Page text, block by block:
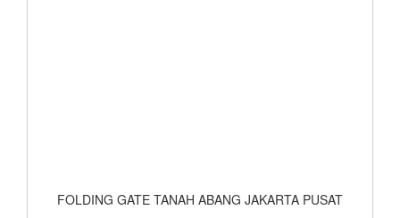
FOLDING GATE TANAH ABANG JAKARTA PUSAT